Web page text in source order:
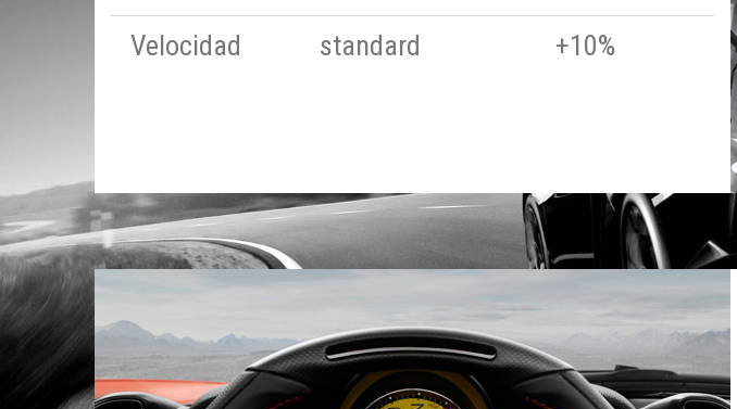
Velocidad
standard +10%